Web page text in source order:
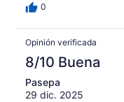
0
Opinión verificada
8/10 Buena
Pasepa
29 dic. 2025